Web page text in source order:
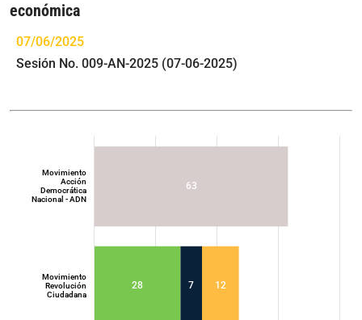
económica
07/06/2025
Sesión No. 009-AN-2025 (07-06-2025)
28
63
7 12
Movimiento
Revolución
Ciudadana
Movimiento
Acción
Democrática
Nacional - ADN